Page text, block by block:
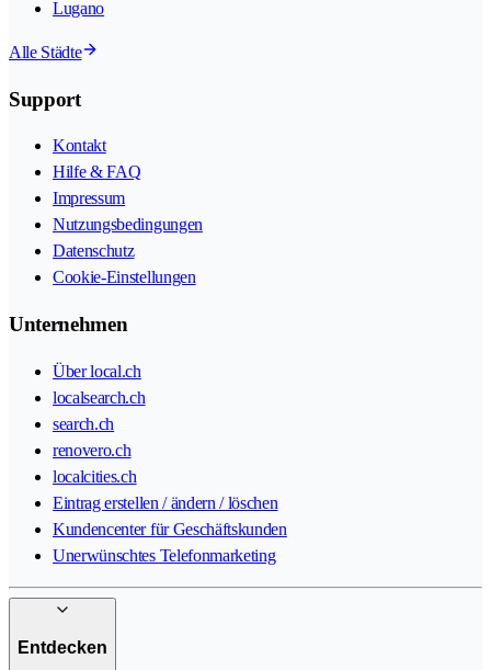
Lugano
Alle Städte
Support
Kontakt
Hilfe & FAQ
Impressum
Nutzungsbedingungen
Datenschutz
Cookie-Einstellungen
Unternehmen
Über local.ch
localsearch.ch
search.ch
renovero.ch
localcities.ch
Eintrag erstellen / ändern / löschen
Kundencenter für Geschäftskunden
Unerwünschtes Telefonmarketing
Entdecken